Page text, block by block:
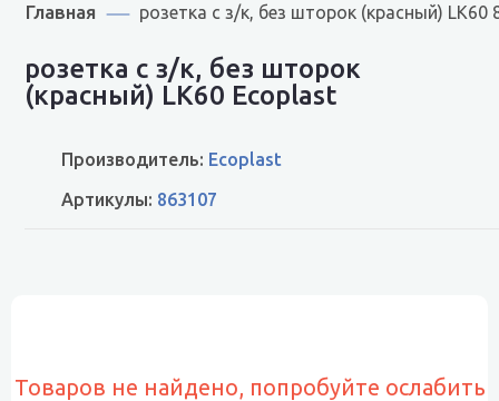
Главная розетка с з/к, без шторок (красный) LK60
розетка с з/к, без шторок
(красный) LK60 Ecoplast
Производитель: Ecoplast
Артикулы: 863107
Товаров не найдено, попробуйте ослабить